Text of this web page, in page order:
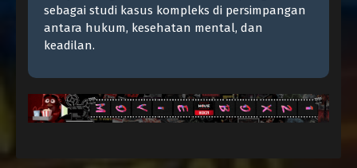
sebagai studi kasus kompleks di persimpangan
antara hukum, kesehatan mental, dan
keadilan.